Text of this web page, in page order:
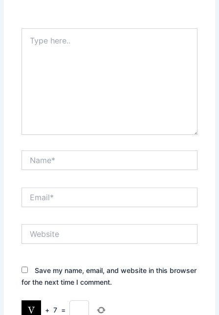
here..
Save my name, email, and website in this browser
for the next time I comment.
+ 7 =